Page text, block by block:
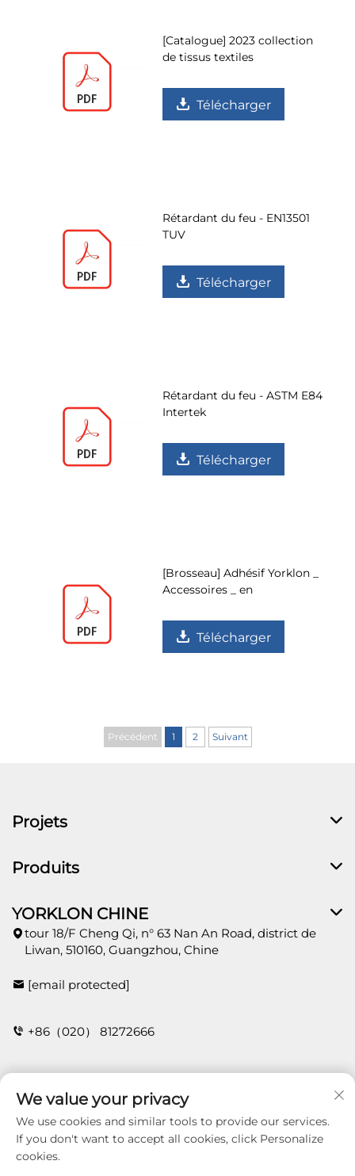
[Catalogue] 2023 collection
de tissus textiles
Télécharger
Rétardant du feu - EN13501
TUV
Télécharger
Rétardant du feu - ASTM E84
Intertek
Télécharger
[Brosseau] Adhésif Yorklon _
Accessoires _ en
Télécharger
Précédent 1 2 Suivant
Projets
Produits
YORKLON CHINE
tour 18/F Cheng Qi, n° 63 Nan An Road, district de
Liwan, 510160, Guangzhou, Chine
[email protected]
+86（020） 81272666
CONTACT
Copyright © 2026 Guangzhou Yorklon Wallcoverings
We value your privacy
We use cookies and similar tools to provide our services.
If you don't want to accept all cookies, click Personalize
cookies.